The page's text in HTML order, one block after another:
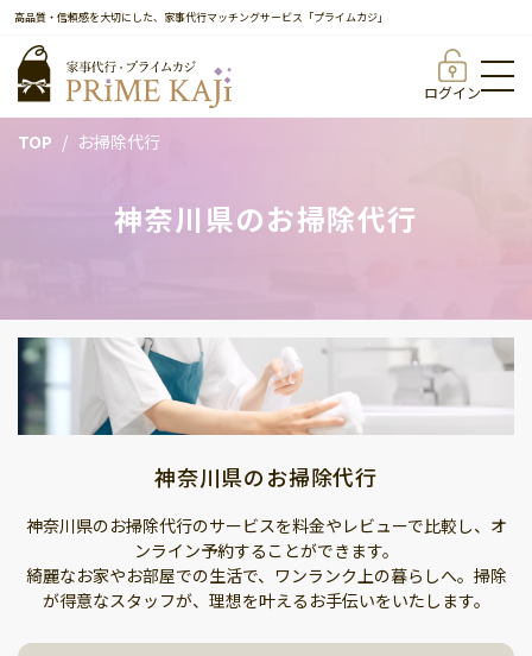
高品質・信頼感を大切にした、家事代行マッチングサービス「プライムカジ」
ログイン
TOP お掃除代行
神奈川県のお掃除代行
神奈川県のお掃除代行
神奈川県のお掃除代行のサービスを料金やレビューで比較し、オ
ンライン予約することができます。
綺麗なお家やお部屋での生活で、ワンランク上の暮らしへ。掃除
が得意なスタッフが、理想を叶えるお手伝いをいたします。